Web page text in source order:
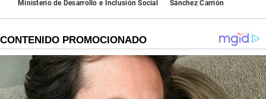
Ministerio de Desarrollo e Inclusión Social
Sánchez Carrión